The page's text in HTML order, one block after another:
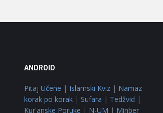
ANDROID
Pitaj Učene | Islamski Kviz| Namaz
korak po korak| Sufara | Tedžvid |
Kur'anske Poruke | N-UM | Minber